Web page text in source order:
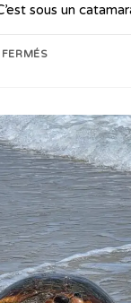
sous un